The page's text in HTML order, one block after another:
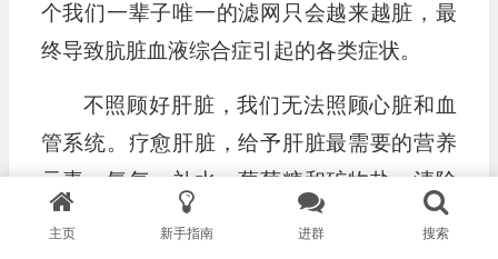
个我们一辈子唯一的滤网只会越来越脏，最
终导致肮脏血液综合症引起的各类症状。
不照顾好肝脏，我们无法照顾心脏和血
管系统。疗愈肝脏，给予肝脏最需要的营养
元素：氧气、补水、葡萄糖和矿物盐；清除
病毒和有毒物质、降低脂肪摄入才是拯救肝
主页 新手指南 进群 搜索